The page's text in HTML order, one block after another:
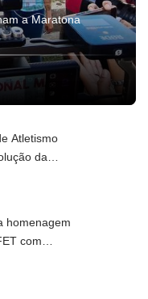
a Maratona
Atletismo
da
homenagem
com